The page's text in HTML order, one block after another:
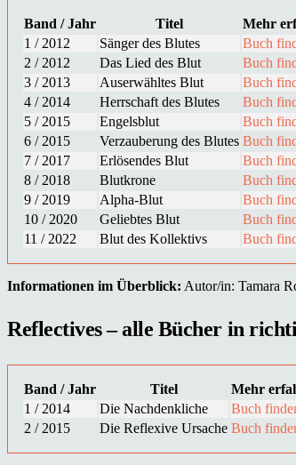
Band / Jahr Titel
Mehr
1 / 2012
Sänger des Blutes
Buch
2 / 2012
Das Lied des Blut
Buch
3 / 2013
Auserwähltes Blut
Buch
4 / 2014
Herrschaft des Blutes
Buch
5 / 2015
Engelsblut
Buch
6 / 2015
Verzauberung des Blutes Buch
7 / 2017
Erlösendes Blut
Buch
8 / 2018
Blutkrone
Buch
9 / 2019
Alpha-Blut
Buch
10 / 2020
Geliebtes Blut
Buch
11 / 2022
Blut des Kollektivs Buch
Informationen im Überblick: Autor/in: Tamara
Reflectives – alle Bücher in
Band / Jahr Titel
Mehr
1 / 2014
Die Nachdenkliche
Buch
2 / 2015
Die Reflexive Ursache Buch